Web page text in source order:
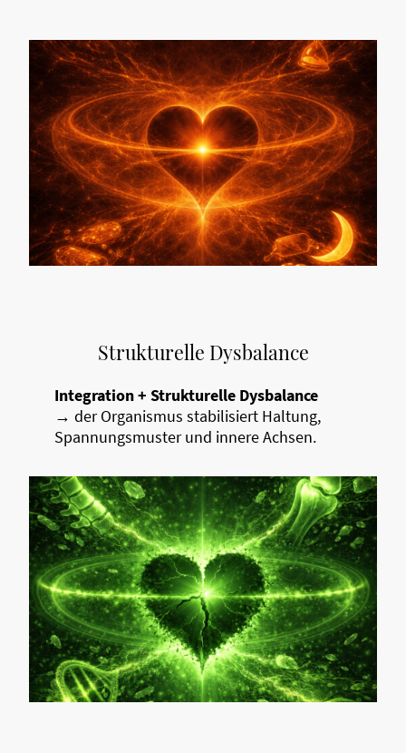
Strukturelle Dysbalance
Integration + Strukturelle Dysbalance
→ der Organismus stabilisiert Haltung,
Spannungsmuster und innere Achsen.